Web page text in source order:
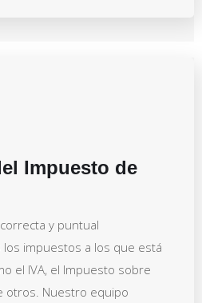
Impuesto de
y puntual
impuestos a los que está
el IVA, el Impuesto sobre
otros. Nuestro equipo